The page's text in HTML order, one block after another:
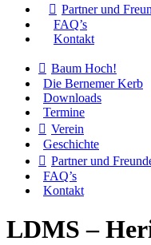
Partner und
FAQ’s
Kontakt
Baum Hoch!
Die Bernemer Kerb
Downloads
Termine
Verein
Geschichte
Partner und
FAQ’s
Kontakt
LDMS –